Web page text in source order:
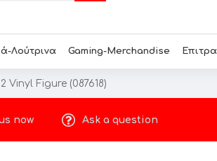
Λούτρινα Gaming-Merchandise
Figure (087618)
now Ask a question